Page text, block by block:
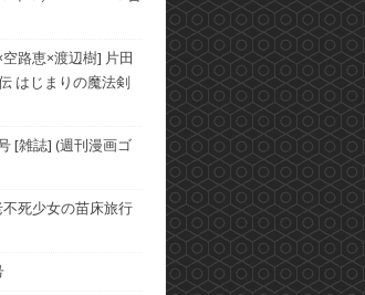
路恵×渡辺樹] 片田
はじまりの魔法剣
[雑誌] (週刊漫画ゴ
死少女の苗床旅行